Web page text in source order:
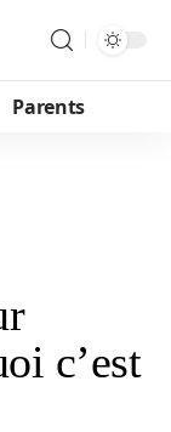
Parents
c’est